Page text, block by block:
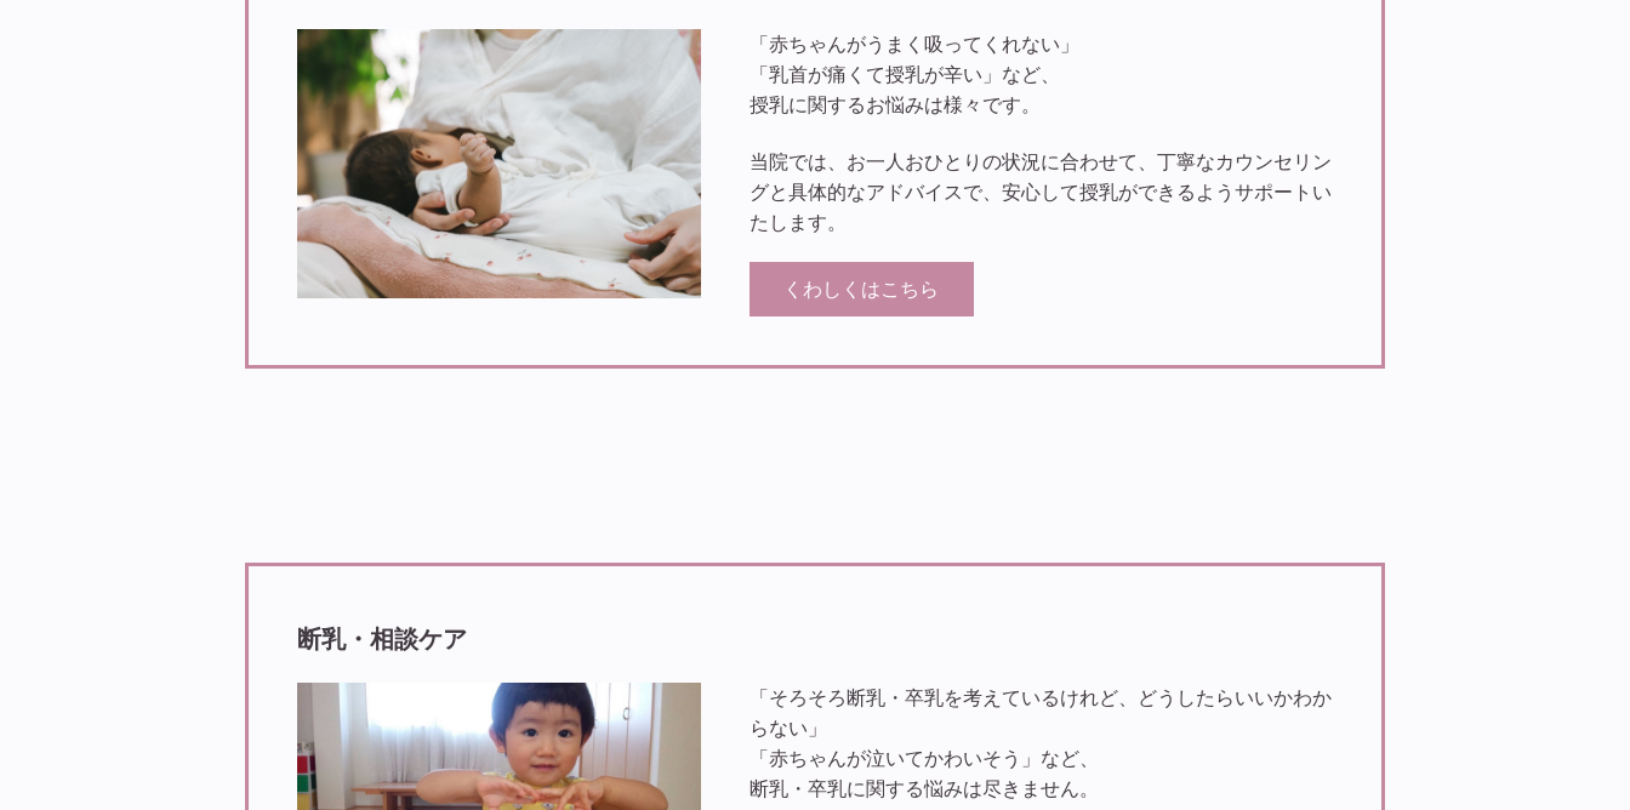
「赤ちゃんがうまく吸ってくれない」
「乳首が痛くて授乳が辛い」など、
授乳に関するお悩みは様々です。
当院では、お一人おひとりの状況に合わせて、丁寧なカウンセリン
グと具体的なアドバイスで、安心して授乳ができるようサポートい
たします。
くわしくはこちら
断乳・相談ケア
「そろそろ断乳・卒乳を考えているけれど、どうしたらいいかわか
らない」
「赤ちゃんが泣いてかわいそう」など、
断乳・卒乳に関する悩みは尽きません。